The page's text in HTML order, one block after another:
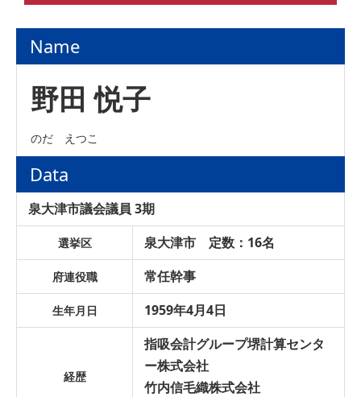
Name
野田 悦子
のだ えつこ
Data
泉大津市議会議員 3期
選挙区 泉大津市 定数：16名
府連役職 常任幹事
生年月日 1959年4月4日
経歴
指吸会計グループ堺計算センタ
ー株式会社
竹内信毛織株式会社